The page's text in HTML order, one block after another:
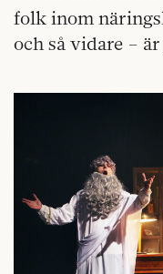
folk inom
och så vidare –